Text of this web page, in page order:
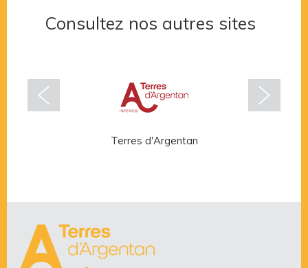
Consultez nos autres sites
Terres d'Argentan